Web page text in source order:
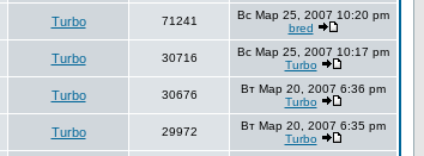
Turbo 71241
Вс Мар 25, 2007 10:20 pm
bred
Turbo 30716
Вс Мар 25, 2007 10:17 pm
Turbo
Turbo 30676
Вт Мар 20, 2007 6:36 pm
Turbo
Turbo 29972
Вт Мар 20, 2007 6:35 pm
Turbo